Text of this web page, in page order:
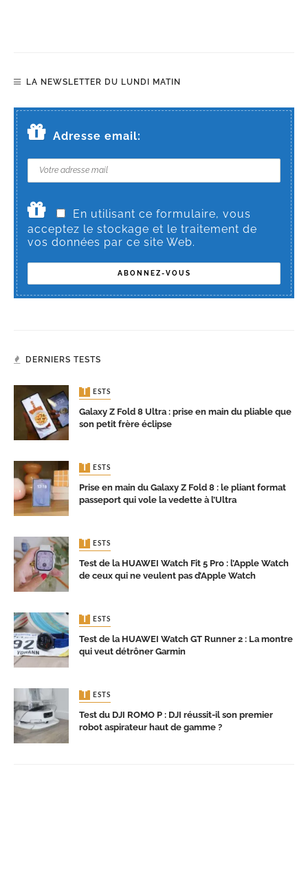
LA NEWSLETTER DU LUNDI MATIN
Adresse email:
En utilisant ce formulaire, vous
acceptez le stockage et le traitement de
vos données par ce site Web.
DERNIERS TESTS
TESTS
Galaxy Z Fold 8 Ultra : prise en main du pliable que
son petit frère éclipse
TESTS
Prise en main du Galaxy Z Fold 8 : le pliant format
passeport qui vole la vedette à l’Ultra
TESTS
Test de la HUAWEI Watch Fit 5 Pro : l’Apple Watch
de ceux qui ne veulent pas d’Apple Watch
TESTS
Test de la HUAWEI Watch GT Runner 2 : La montre
qui veut détrôner Garmin
TESTS
Test du DJI ROMO P : DJI réussit-il son premier
robot aspirateur haut de gamme ?